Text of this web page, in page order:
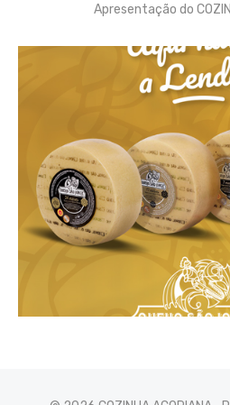
Apresentação do